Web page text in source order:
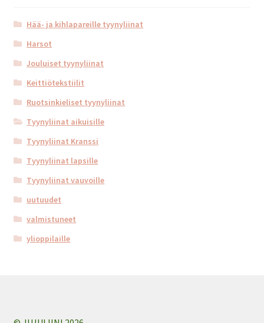
Hää- ja kihlapareille tyynyliinat
Harsot
Jouluiset tyynyliinat
Keittiötekstiilit
Ruotsinkieliset tyynyliinat
Tyynyliinat aikuisille
Tyynyliinat Kranssi
Tyynyliinat lapsille
Tyynyliinat vauvoille
uutuudet
valmistuneet
ylioppilaille